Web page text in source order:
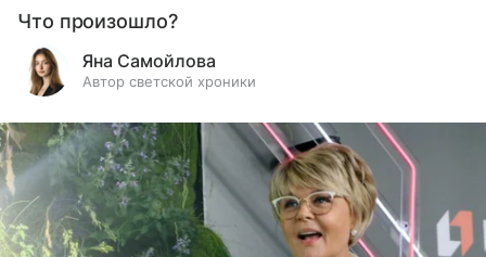
Что произошло?
Яна Самойлова
Автор светской хроники